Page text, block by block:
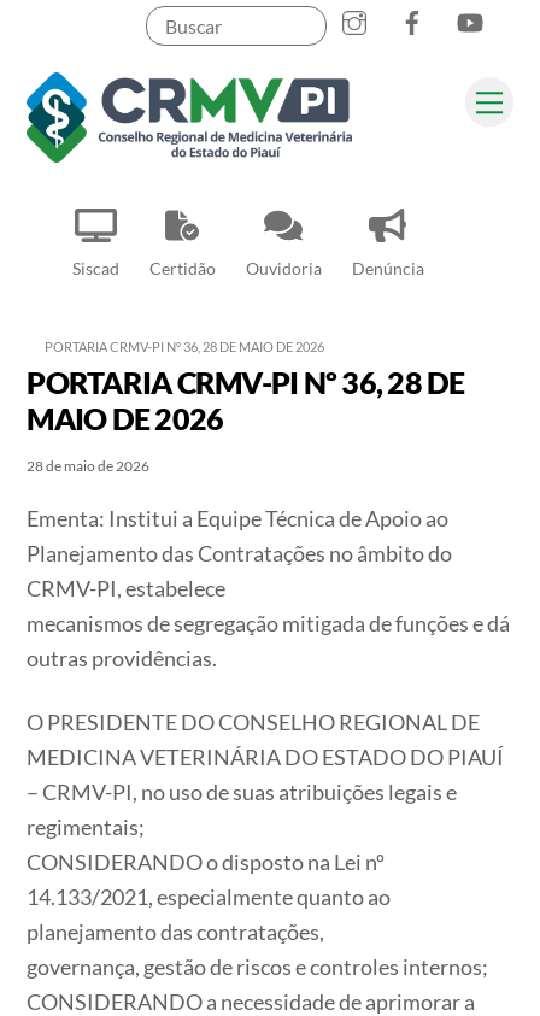
content
Siscad Certidão Ouvidoria Denúncia
InstagramFacebook
Pesquisar
PORTARIA CRMV-PI Nº 36, 28 DE MAIO DE 2026
PORTARIA CRMV-PI Nº 36, 28 DE
MAIO DE 2026
28 de maio de 2026
Ementa: Institui a Equipe Técnica de Apoio ao
Planejamento das Contratações no âmbito do
CRMV-PI, estabelece
mecanismos de segregação mitigada de funções e dá
outras providências.
O PRESIDENTE DO CONSELHO REGIONAL DE
MEDICINA VETERINÁRIA DO ESTADO DO PIAUÍ
– CRMV-PI, no uso de suas atribuições legais e
regimentais;
CONSIDERANDO o disposto na Lei nº
14.133/2021, especialmente quanto ao
planejamento das contratações,
governança, gestão de riscos e controles internos;
CONSIDERANDO a necessidade de aprimorar a